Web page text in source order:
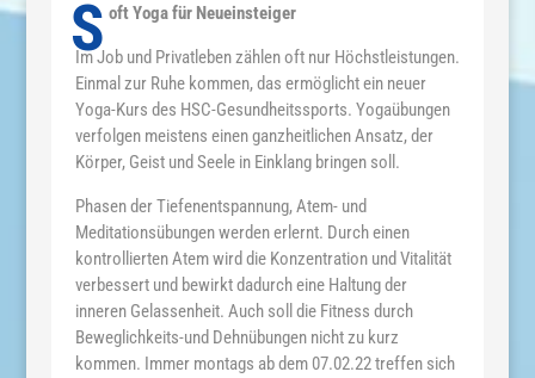
S oft Yoga für Neueinsteiger
Im Job und Privatleben zählen oft nur Höchstleistungen.
Einmal zur Ruhe kommen, das ermöglicht ein neuer
Yoga-Kurs des HSC-Gesundheitssports. Yogaübungen
verfolgen meistens einen ganzheitlichen Ansatz, der
Körper, Geist und Seele in Einklang bringen soll.
Phasen der Tiefenentspannung, Atem- und
Meditationsübungen werden erlernt. Durch einen
kontrollierten Atem wird die Konzentration und Vitalität
verbessert und bewirkt dadurch eine Haltung der
inneren Gelassenheit. Auch soll die Fitness durch
Beweglichkeits-und Dehnübungen nicht zu kurz
kommen. Immer montags ab dem 07.02.22 treffen sich